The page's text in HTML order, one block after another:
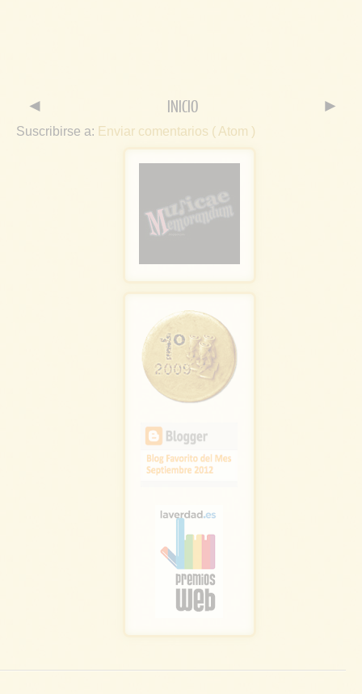
◄ ►
INICIO
Suscribirse a: Enviar comentarios ( Atom )